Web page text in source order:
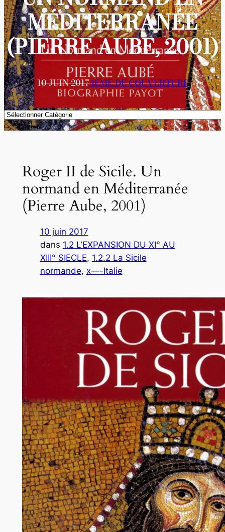
MÉDITERRANÉE
(PIERRE AUBE, 2001)
10 JUIN 20174ÈME DE COUVERTURE
Catégories
Roger II de Sicile. Un
normand en Méditerranée
(Pierre Aube, 2001)
10 juin 2017
dans 1.2 L’EXPANSION DU XI° AU
XIII° SIECLE, 1.2.2 La Sicile
normande, x—-Italie